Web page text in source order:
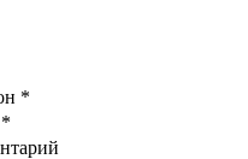
*
*